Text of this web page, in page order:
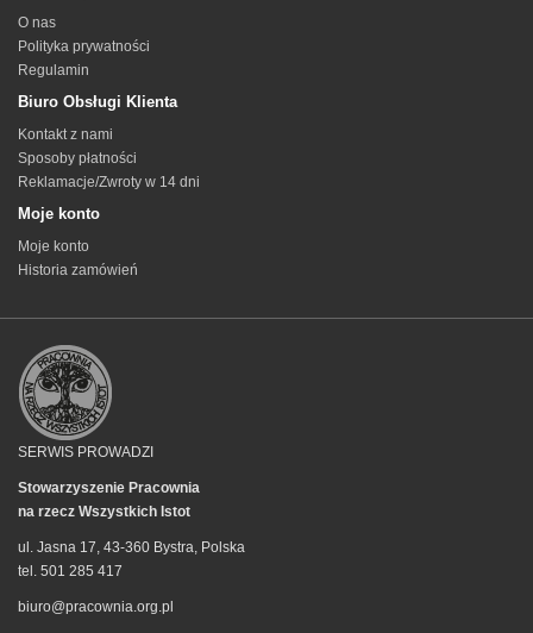
O nas
Polityka prywatności
Regulamin
Biuro Obsługi Klienta
Kontakt z nami
Sposoby płatności
Reklamacje/Zwroty w 14 dni
Moje konto
Moje konto
Historia zamówień
SERWIS PROWADZI
Stowarzyszenie Pracownia
na rzecz Wszystkich Istot
ul. Jasna 17, 43-360 Bystra, Polska
tel. 501 285 417
biuro@pracownia.org.pl